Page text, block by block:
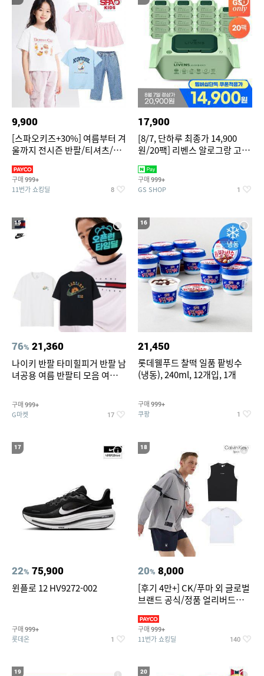
9,900
[스파오키즈+30%] 여름부터 겨
울까지 전시즌 반팔/티셔츠/셋
구매 999+
11번가 쇼킹딜 8
17,900
[8/7, 단하루 최종가 14,900
원/20팩] 리벤스 알로그랑 고평
구매 999+
GS SHOP 1
15
76% 21,360
나이키 반팔 타미힐피거 반팔 남
녀공용 여름 반팔티 모음 여름
구매 999+
G마켓 17
16
21,450
롯데웰푸드 찰떡 일품 팥빙수
(냉동), 240ml, 12개입, 1개
구매 999+
쿠팡 1
17
22% 75,900
윈플로 12 HV9272-002
구매 999+
롯데온 1
18
20% 8,000
[후기 4만+] CK/푸마 외 글로벌
브랜드 공식/정품 얼리버드
구매 999+
11번가 쇼킹딜 140
19 20